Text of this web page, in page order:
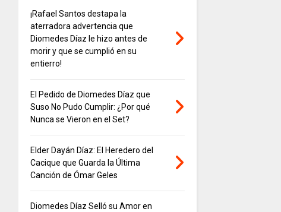
¡Rafael Santos destapa la
aterradora advertencia que
Diomedes Díaz le hizo antes de
morir y que se cumplió en su
entierro!
El Pedido de Diomedes Díaz que
Suso No Pudo Cumplir: ¿Por qué
Nunca se Vieron en el Set?
Elder Dayán Díaz: El Heredero del
Cacique que Guarda la Última
Canción de Ómar Geles
Diomedes Díaz Selló su Amor en